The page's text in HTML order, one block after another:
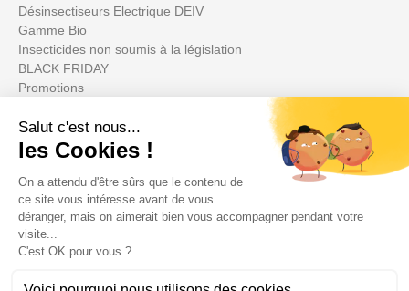
Désinsectiseurs Electrique DEIV
Gamme Bio
Insecticides non soumis à la législation
BLACK FRIDAY
Promotions
Votre compte
Informations